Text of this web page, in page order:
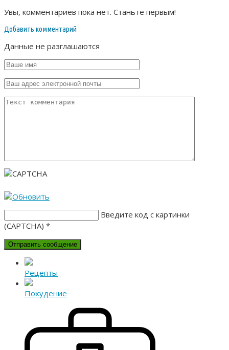
Увы, комментариев пока нет. Станьте первым!
Добавить комментарий
Данные не разглашаются
Введите код с картинки
(CAPTCHA) *
Рецепты
Похудение